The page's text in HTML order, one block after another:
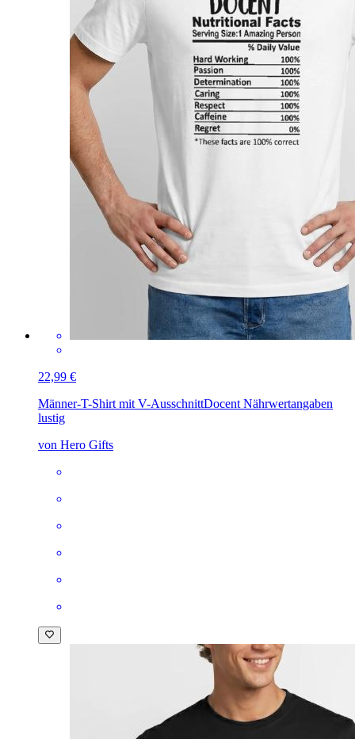
22,99 €
Männer-T-Shirt mit V-AusschnittDocent Nährwertangaben
lustig
von Hero Gifts